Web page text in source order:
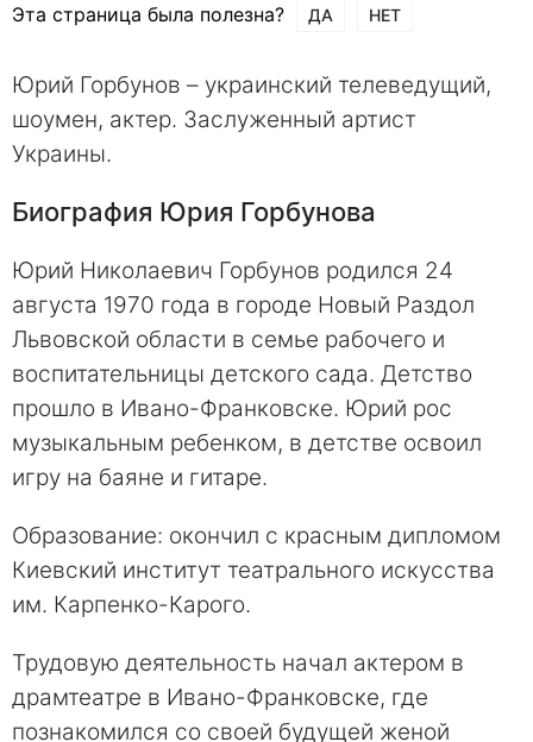
Эта страница была полезна? ДА НЕТ
Юрий Горбунов – украинский телеведущий,
шоумен, актер. Заслуженный артист
Украины.
Биография Юрия Горбунова
Юрий Николаевич Горбунов родился 24
августа 1970 года в городе Новый Раздол
Львовской области в семье рабочего и
воспитательницы детского сада. Детство
прошло в Ивано-Франковске. Юрий рос
музыкальным ребенком, в детстве освоил
игру на баяне и гитаре.
Образование: окончил с красным дипломом
Киевский институт театрального искусства
им. Карпенко-Карого.
Трудовую деятельность начал актером в
драмтеатре в Ивано-Франковске, где
познакомился со своей будущей женой